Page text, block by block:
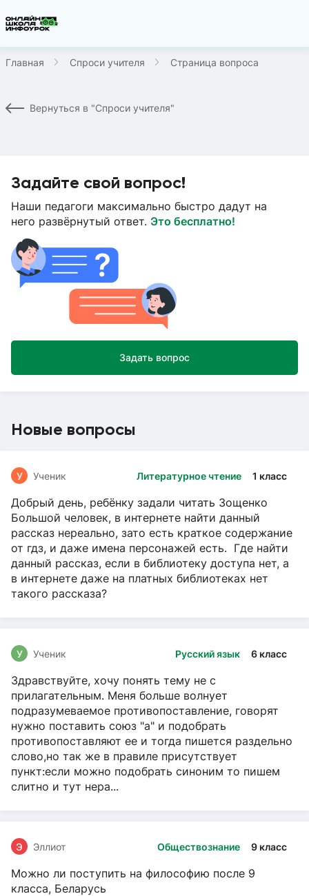
Главная Спроси учителя Страница вопроса
Вернуться в "Спроси учителя"
Задайте свой вопрос!
Наши педагоги максимально быстро дадут на
него развёрнутый ответ. Это бесплатно!
Задать вопрос
Новые вопросы
Литературное чтение 1 класс
У Ученик
Добрый день, ребёнку задали читать Зощенко
Большой человек, в интернете найти данный
рассказ нереально, зато есть краткое содержание
от гдз, и даже имена персонажей есть. Где найти
данный рассказ, если в библиотеку доступа нет, а
в интернете даже на платных библиотеках нет
такого рассказа?
Русский язык 6 класс
У Ученик
Здравствуйте, хочу понять тему не с
прилагательным. Меня больше волнует
подразумеваемое противопоставление, говорят
нужно поставить союз "а" и подобрать
противопоставляют ее и тогда пишется раздельно
слово,но так же в правиле присутствует
пункт:если можно подобрать синоним то пишем
слитно и тут нера...
Обществознание 9 класс
Э Эллиот
Можно ли поступить на философию после 9
класса, Беларусь